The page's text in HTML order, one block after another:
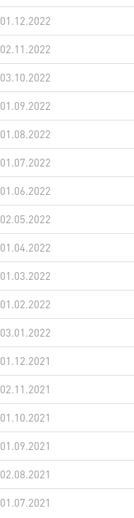
01.12.2022
02.11.2022
03.10.2022
01.09.2022
01.08.2022
01.07.2022
01.06.2022
02.05.2022
01.04.2022
01.03.2022
01.02.2022
03.01.2022
01.12.2021
02.11.2021
01.10.2021
01.09.2021
02.08.2021
01.07.2021